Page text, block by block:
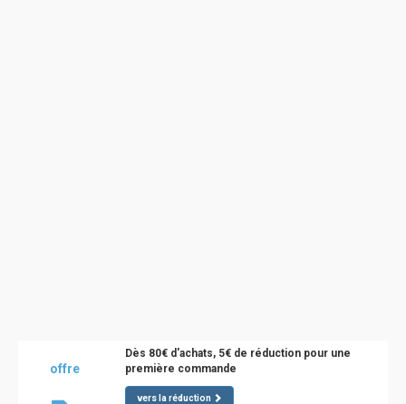
offre
Dès 80€ d'achats, 5€ de réduction pour une
première commande
vers la réduction